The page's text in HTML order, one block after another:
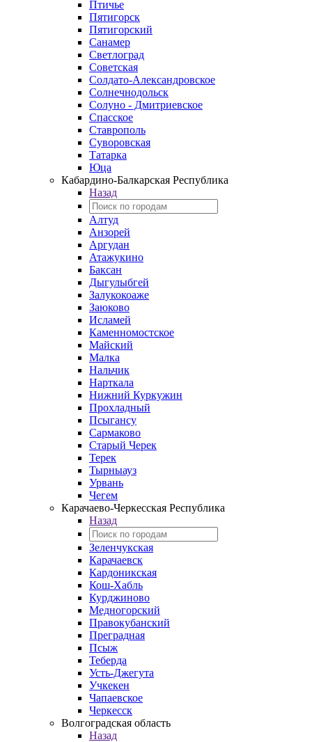
Птичье
Пятигорск
Пятигорский
Санамер
Светлоград
Советская
Солдато-Александровское
Солнечнодольск
Солуно - Дмитриевское
Спасское
Ставрополь
Суворовская
Татарка
Юца
Кабардино‑Балкарская Республика
Назад
Алтуд
Анзорей
Аргудан
Атажукино
Баксан
Дыгулыбгей
Залукокоаже
Заюково
Исламей
Каменномостское
Майский
Малка
Нальчик
Нарткала
Нижний Куркужин
Прохладный
Псыгансу
Сармаково
Старый Черек
Терек
Тырныауз
Урвань
Чегем
Карачаево-Черкесская Республика
Назад
Зеленчукская
Карачаевск
Кардоникская
Кош-Хабль
Курджиново
Медногорский
Правокубанский
Преградная
Псыж
Теберда
Усть-Джегута
Учкекен
Чапаевское
Черкесск
Волгоградская область
Назад